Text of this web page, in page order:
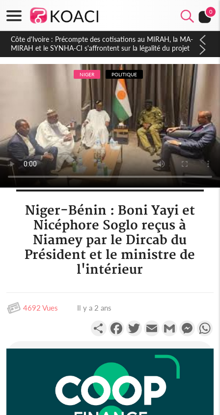
0
Côte d'Ivoire : Indépendance 2026, Thiam plaide pour un
environnement démocratique plus apaisé
NIGER POLITIQUE
Niger-Bénin : Boni Yayi et
Nicéphore Soglo reçus à
Niamey par le Dircab du
Président et le ministre de
l'intérieur
4692 Vues Il y a 2 ans
PartagerFacebookTwitterEmail Gmail